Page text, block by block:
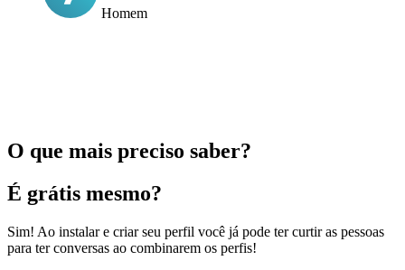
Homem
O que mais preciso saber?
É grátis mesmo?
Sim! Ao instalar e criar seu perfil você já pode ter curtir as pessoas
para ter conversas ao combinarem os perfis!